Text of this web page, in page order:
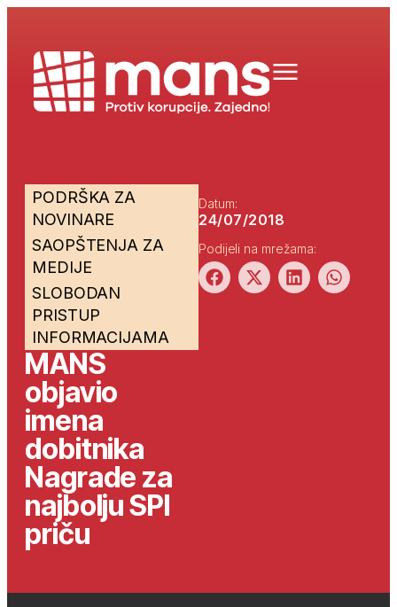
PODRŠKA ZA
NOVINARE
SAOPŠTENJA ZA
MEDIJE
SLOBODAN
PRISTUP
INFORMACIJAMA
MANS
objavio
imena
dobitnika
Nagrade za
najbolju SPI
priču
Datum:
24/07/2018
Podijeli na mrežama: